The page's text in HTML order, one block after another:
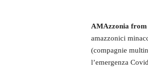
AMAzzonia
amazzonici
(compagnie
l’emergenza